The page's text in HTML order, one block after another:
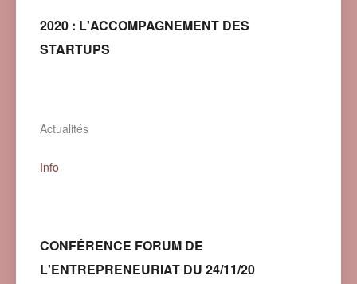
2020 : L'ACCOMPAGNEMENT DES
STARTUPS
Actualités
Info
CONFÉRENCE FORUM DE
L'ENTREPRENEURIAT DU 24/11/20